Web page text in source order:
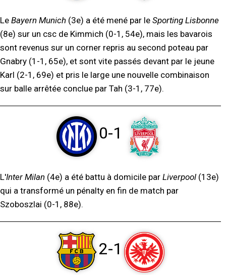
Le Bayern Munich (3e) a été mené par le Sporting Lisbonne
(8e) sur un csc de Kimmich (0-1, 54e), mais les bavarois
sont revenus sur un corner repris au second poteau par
Gnabry (1-1, 65e), et sont vite passés devant par le jeune
Karl (2-1, 69e) et pris le large une nouvelle combinaison
sur balle arrêtée conclue par Tah (3-1, 77e).
0-1
L'Inter Milan (4e) a été battu à domicile par Liverpool (13e)
qui a transformé un pénalty en fin de match par
Szoboszlai (0-1, 88e).
2-1